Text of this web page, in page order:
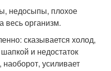
недосыпы, плохое
весь организм.
сказывается холод,
и недостаток
усиливает